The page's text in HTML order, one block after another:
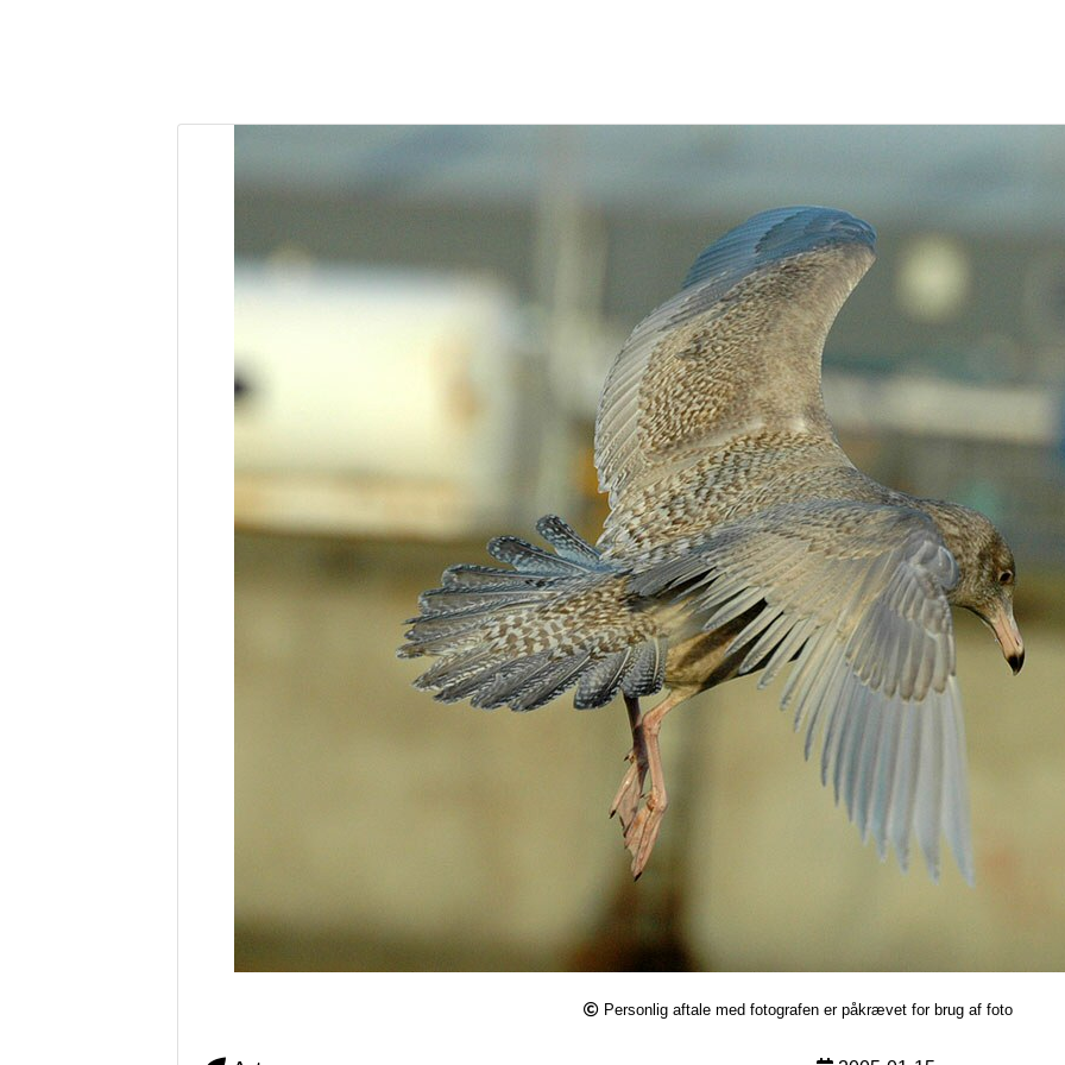
Personlig aftale med fotografen er påkrævet for brug af foto